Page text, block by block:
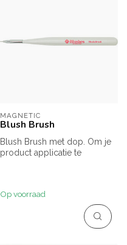
MAGNETIC
Blush Brush
Blush Brush met dop. Om je
product applicatie te
Op voorraad